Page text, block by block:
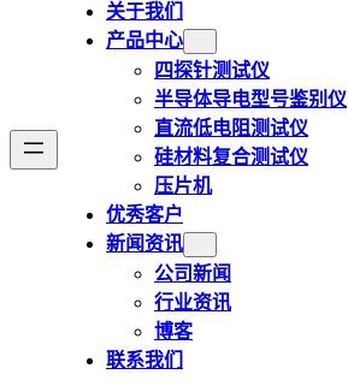
关于我们
产品中心
四探针测试仪
半导体导电型号鉴别仪
直流低电阻测试仪
硅材料复合测试仪
压片机
优秀客户
新闻资讯
公司新闻
行业资讯
博客
联系我们